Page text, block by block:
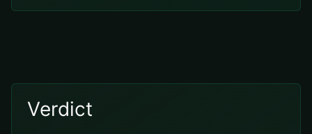
Verdict